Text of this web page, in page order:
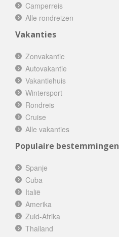
Camperreis
Alle rondreizen
Vakanties
Zonvakantie
Autovakantie
Vakantiehuis
Wintersport
Rondreis
Cruise
Alle vakanties
Populaire bestemmingen
Spanje
Cuba
Italië
Amerika
Zuid-Afrika
Thailand